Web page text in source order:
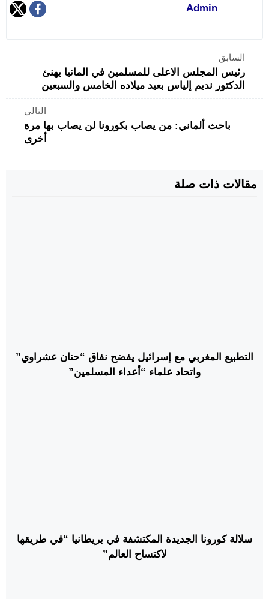
Admin
السابق
رئيس المجلس الاعلى للمسلمين في المانيا يهنئ
الدكتور نديم إلياس بعيد ميلاده الخامس والسبعين
التالي
باحث ألماني: من يصاب بكورونا لن يصاب بها مرة
أخرى
مقالات ذات صلة
التطبيع المغربي مع إسرائيل يفضح نفاق “حنان عشراوي”
واتحاد علماء “أعداء المسلمين”
سلالة كورونا الجديدة المكتشفة في بريطانيا “في طريقها
لاكتساح العالم”